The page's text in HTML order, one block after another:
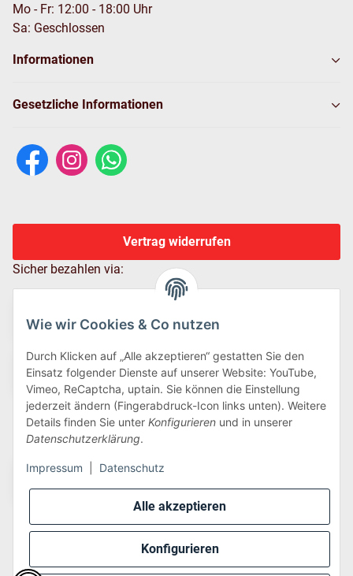
Alle akzeptieren
Konfigurieren
Wie wir Cookies & Co nutzen
Durch Klicken auf „Alle akzeptieren“ gestatten Sie den
Einsatz folgender Dienste auf unserer Website: YouTube,
Vimeo, ReCaptcha, uptain. Sie können die Einstellung
jederzeit ändern (Fingerabdruck-Icon links unten). Weitere
Details finden Sie unter Konfigurieren und in unserer
Datenschutzerklärung.
Impressum Datenschutz
Mo - Fr: 12:00 - 18:00 Uhr
Sa: Geschlossen
Informationen
Gesetzliche Informationen
Vertrag widerrufen
Sicher bezahlen via:
Wir versenden via: